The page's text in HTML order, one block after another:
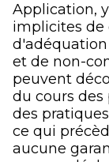
Application,
implicites de
et de non-
peuvent
du cours
des
ce qui
aucune